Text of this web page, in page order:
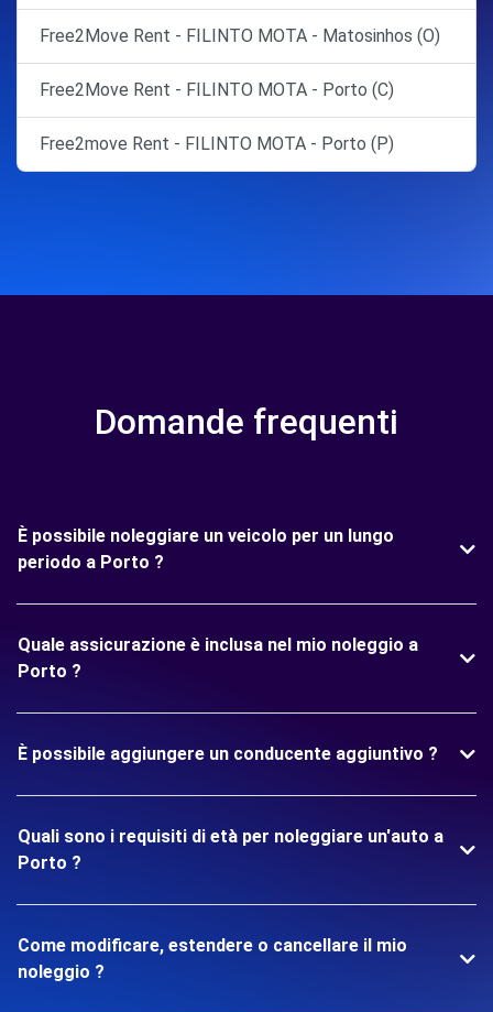
Free2Move Rent - FILINTO MOTA - Matosinhos (O)
Free2Move Rent - FILINTO MOTA - Porto (C)
Free2move Rent - FILINTO MOTA - Porto (P)
Domande frequenti
È possibile noleggiare un veicolo per un lungo
periodo a Porto ?
Quale assicurazione è inclusa nel mio noleggio a
Porto ?
È possibile aggiungere un conducente aggiuntivo ?
Quali sono i requisiti di età per noleggiare un'auto a
Porto ?
Come modificare, estendere o cancellare il mio
noleggio ?